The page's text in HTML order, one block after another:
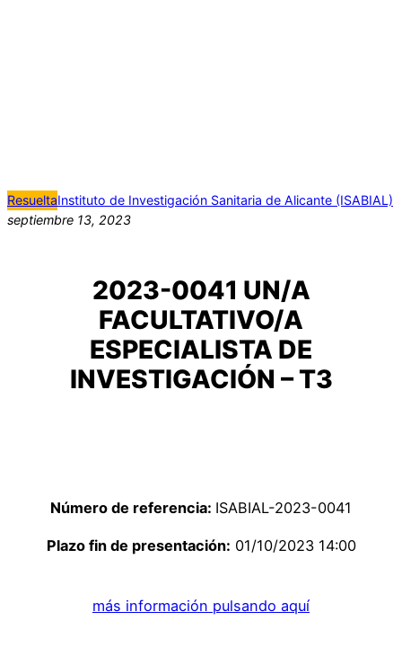
ResueltaInstituto de Investigación Sanitaria de Alicante (ISABIAL)
septiembre 13, 2023
2023-0041 UN/A
FACULTATIVO/A
ESPECIALISTA DE
INVESTIGACIÓN – T3
Número de referencia: ISABIAL-2023-0041
Plazo fin de presentación: 01/10/2023 14:00
más información pulsando aquí